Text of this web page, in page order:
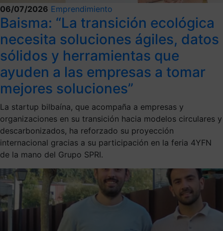
06/07/2026 Emprendimiento
Baisma: “La transición ecológica
necesita soluciones ágiles, datos
sólidos y herramientas que
ayuden a las empresas a tomar
mejores soluciones”
La startup bilbaína, que acompaña a empresas y
organizaciones en su transición hacia modelos circulares y
descarbonizados, ha reforzado su proyección
internacional gracias a su participación en la feria 4YFN
de la mano del Grupo SPRI.